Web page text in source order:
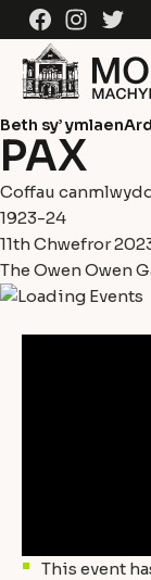
Skip to content
FacebookInstagram
Beth sy’ ymlaen
PAX
Coffau
1923-24
11th Chwefror
The Owen Owen
This event